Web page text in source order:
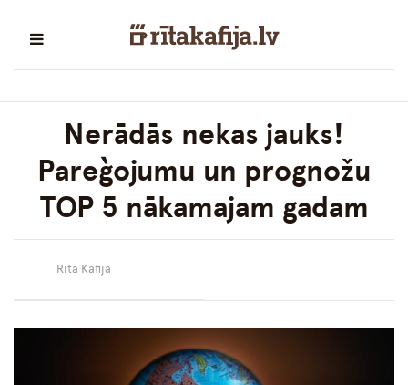
Nerādās nekas jauks!
Pareģojumu un prognožu
TOP 5 nākamajam gadam
Rīta Kafija